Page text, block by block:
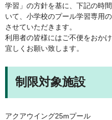
学習」の方針を基に、下記の時
いて、小学校のプール学習専用
させていただきます。
利用者の皆様にはご不便をおか
宜しくお願い致します。
制限対象施設
アクアウイング25mプール